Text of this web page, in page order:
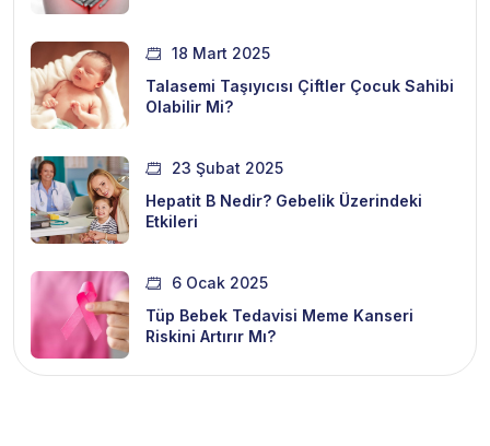
18 Mart 2025
Talasemi Taşıyıcısı Çiftler Çocuk Sahibi
Olabilir Mi?
23 Şubat 2025
Hepatit B Nedir? Gebelik Üzerindeki
Etkileri
6 Ocak 2025
Tüp Bebek Tedavisi Meme Kanseri
Riskini Artırır Mı?